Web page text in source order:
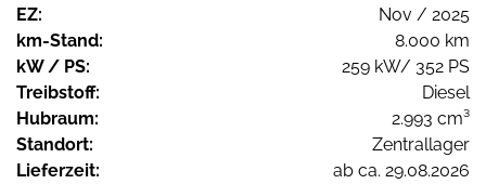
EZ:
Nov / 2025
km-Stand:
8.000 km
kW / PS:
259 kW/ 352 PS
Treibstoff:
Diesel
Hubraum:
2.993 cm³
Standort:
Zentrallager
Lieferzeit:
ab ca. 29.08.2026